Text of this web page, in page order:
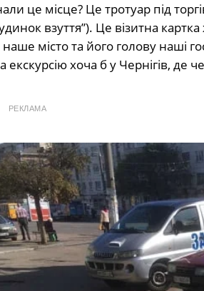
це місце? Це тротуар під
взуття”). Це візитна
місто та його голову наші
хоча б у Чернігів, де
РЕКЛАМА